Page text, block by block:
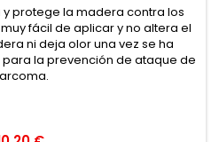
protege la madera contra los
fácil de aplicar y no altera el
ni deja olor una vez se ha
la prevención de ataque de